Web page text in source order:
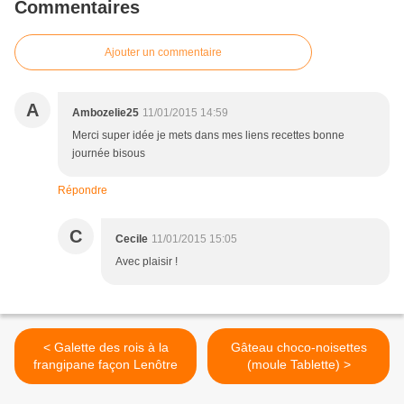
Commentaires
Ajouter un commentaire
A Ambozelie25 11/01/2015 14:59
Merci super idée je mets dans mes liens recettes bonne
journée bisous
Répondre
C Cecile 11/01/2015 15:05
Avec plaisir !
< Galette des rois à la
frangipane façon Lenôtre
Gâteau choco-noisettes
(moule Tablette) >